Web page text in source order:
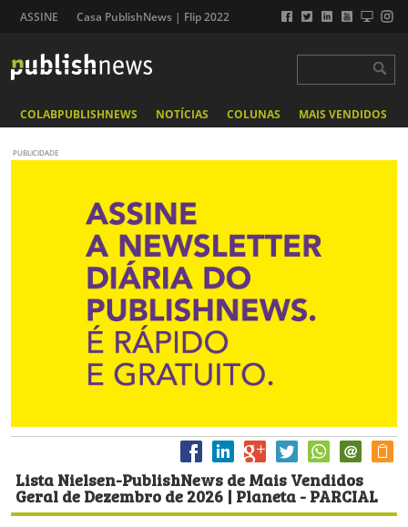
ASSINE Casa PublishNews | Flip 2022
COLABPUBLISHNEWS NOTÍCIAS COLUNAS MAIS VENDIDOS
PUBLICIDADE
Lista Nielsen-PublishNews de Mais Vendidos
Geral de Dezembro de 2026 | Planeta - PARCIAL